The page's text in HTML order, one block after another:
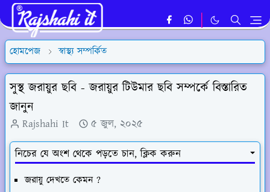
হোমপেজ স্বাস্থ্য সম্পর্কিত
সুস্থ জরায়ুর ছবি - জরায়ুর টিউমার ছবি সম্পর্কে বিস্তারিত
জানুন
Rajshahi It ৫ জুল, ২০২৫
নিচের যে অংশ থেকে পড়তে চান, ক্লিক করুন
জরায়ু দেখতে কেমন ?